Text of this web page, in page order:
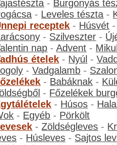
- Burgonyás
- Leveles tészta -
receptek - Húsvét
- Szilveszter -
nap -Advent -
ételek - Nyúl -
-Vadgalamb -
- Babáknak -
- Főzelékek
- Húsos -
- Egyéb - Pörkölt
-Zöldségleves -
- Húsleves - Sajtos